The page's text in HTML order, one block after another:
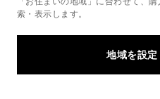
索・表示します。